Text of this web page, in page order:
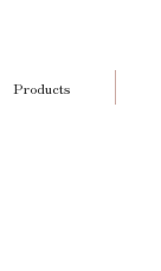
Products